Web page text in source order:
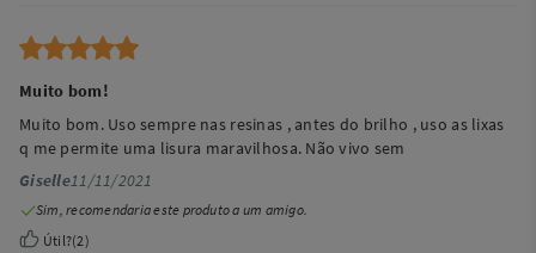
Muito bom!
Muito bom. Uso sempre nas resinas , antes do brilho , uso as lixas
q me permite uma lisura maravilhosa. Não vivo sem
Giselle11/11/2021
Sim, recomendaria este produto a um amigo.
Útil?(2)